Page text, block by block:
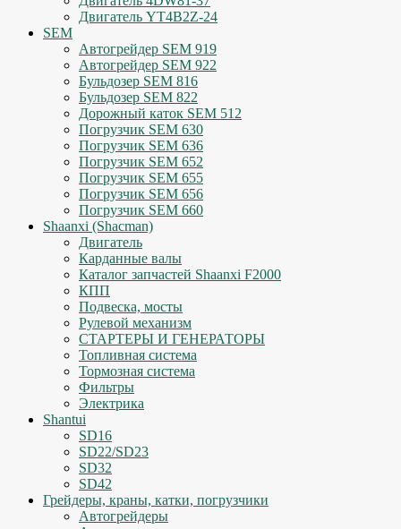
Двигатель YT4B2Z-24
SEM
Автогрейдер SEM 919
Автогрейдер SEM 922
Бульдозер SEM 816
Бульдозер SEM 822
Дорожный каток SEM 512
Погрузчик SEM 630
Погрузчик SEM 636
Погрузчик SEM 652
Погрузчик SEM 655
Погрузчик SEM 656
Погрузчик SEM 660
Shaanxi (Shacman)
Двигатель
Карданные валы
Каталог запчастей Shaanxi F2000
КПП
Подвеска, мосты
Рулевой механизм
СТАРТЕРЫ И ГЕНЕРАТОРЫ
Топливная система
Тормозная система
Фильтры
Электрика
Shantui
SD16
SD22/SD23
SD32
SD42
Грейдеры, краны, катки, погрузчики
Автогрейдеры